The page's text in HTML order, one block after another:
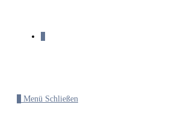
Menü Schließen